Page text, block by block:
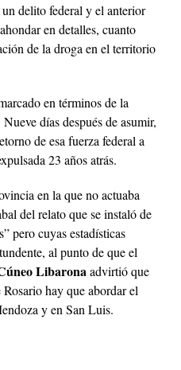
delito federal y el anterior
en detalles, cuanto
de la droga en el territorio
en términos de la
días después de asumir,
de esa fuerza federal a
23 años atrás.
en la que no actuaba
del relato que se instaló de
pero cuyas estadísticas
al punto de que el
Libaronaadvirtió que
hay que abordar el
y en San Luis.